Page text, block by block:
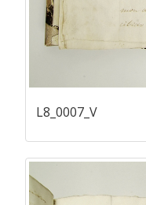
L8_0007_V